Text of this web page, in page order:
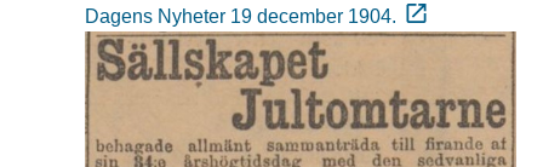
Dagens Nyheter 19 december 1904.